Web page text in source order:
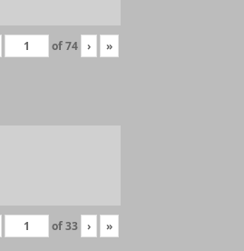
of74 › »
of33 › »